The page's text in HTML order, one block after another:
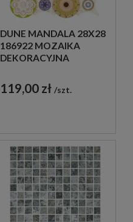
DUNE MANDALA 28X28
186922 MOZAIKA
DEKORACYJNA
119,00 zł szt.